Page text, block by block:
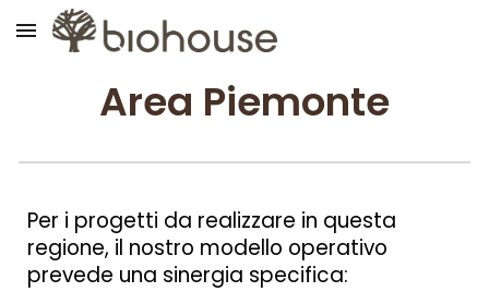
Skip to main content
Area Piemonte
Per i progetti da realizzare in questa
regione, il nostro modello operativo
prevede una sinergia specifica: